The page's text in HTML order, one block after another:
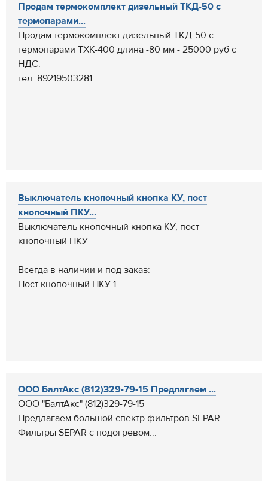
Продам термокомплект дизельный ТКД-50 с
термопарами...
Продам термокомплект дизельный ТКД-50 с
термопарами ТХК-400 длина -80 мм - 25000 руб с
НДС.
тел. 89219503281...
Выключатель кнопочный кнопка КУ, пост
кнопочный ПКУ...
Выключатель кнопочный кнопка КУ, пост
кнопочный ПКУ
Всегда в наличии и под заказ:
Пост кнопочный ПКУ-1...
ООО БалтАкс (812)329-79-15 Предлагаем ...
ООО "БалтАкс" (812)329-79-15
Предлагаем большой спектр фильтров SEPAR.
Фильтры SEPAR с подогревом...